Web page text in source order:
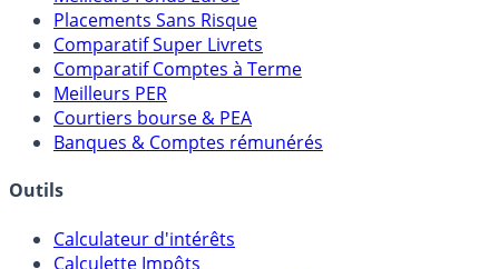
Meilleures Assurances-Vie
Meilleurs Fonds Euros
Placements Sans Risque
Comparatif Super Livrets
Comparatif Comptes à Terme
Meilleurs PER
Banques & Comptes rémunérés
Outils